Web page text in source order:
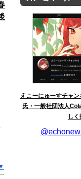
えこーにゅーすチャ
氏・一般社団法人
し